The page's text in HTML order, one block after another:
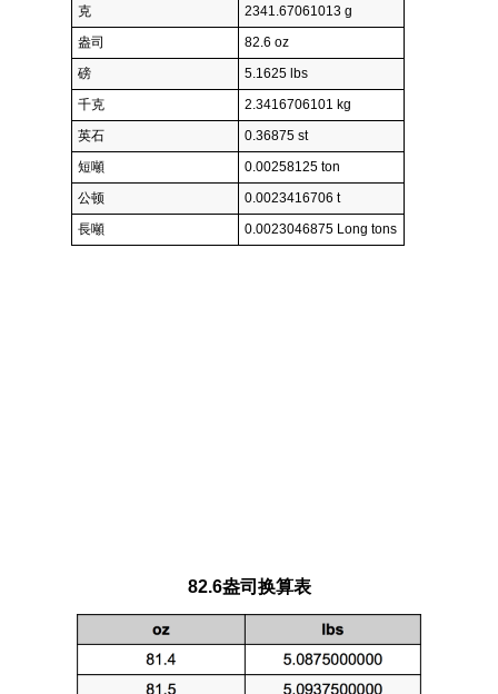
克
2341.67061013 g
盎司
82.6 oz
磅
5.1625 lbs
千克
2.3416706101 kg
英石
0.36875 st
短噸
0.00258125 ton
公顿
0.0023416706 t
長噸
0.0023046875 Long tons
82.6盎司换算表